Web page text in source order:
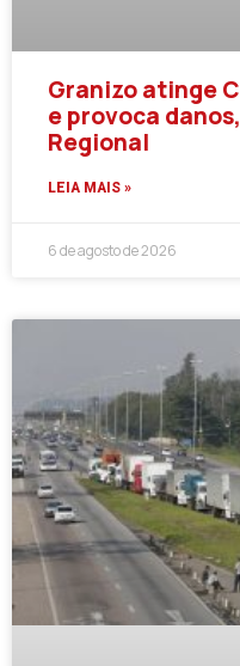
Granizo atinge
e provoca
Regional
LEIA MAIS »
6 de agosto de 2026